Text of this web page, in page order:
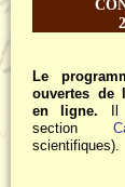
Le
ouvertes de
en ligne. Il
section
scientifiques).